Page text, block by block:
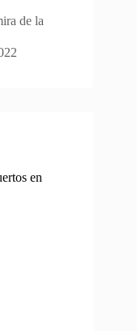
de la
en